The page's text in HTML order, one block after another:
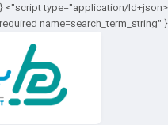
name=search_term_string" } } </script>